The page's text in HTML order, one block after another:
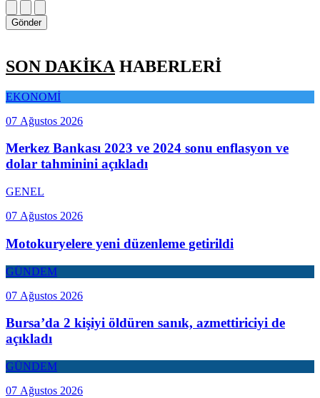
Gönder
SON DAKİKA HABERLERİ
EKONOMİ
07 Ağustos 2026
Merkez Bankası 2023 ve 2024 sonu enflasyon ve
dolar tahminini açıkladı
GENEL
07 Ağustos 2026
Motokuryelere yeni düzenleme getirildi
GÜNDEM
07 Ağustos 2026
Bursa’da 2 kişiyi öldüren sanık, azmettiriciyi de
açıkladı
GÜNDEM
07 Ağustos 2026